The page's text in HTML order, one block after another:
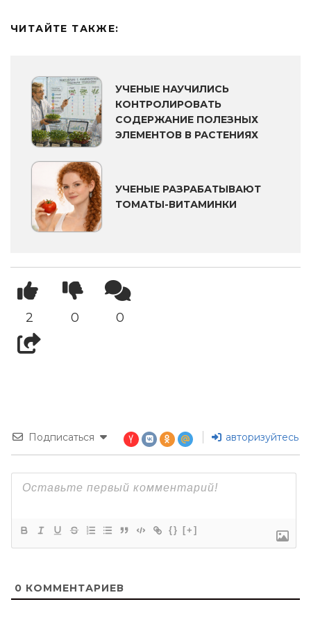
ЧИТАЙТЕ ТАКЖЕ:
УЧЕНЫЕ НАУЧИЛИСЬ
КОНТРОЛИРОВАТЬ
СОДЕРЖАНИЕ ПОЛЕЗНЫХ
ЭЛЕМЕНТОВ В РАСТЕНИЯХ
УЧЕНЫЕ РАЗРАБАТЫВАЮТ
ТОМАТЫ-ВИТАМИНКИ
2 0 0
Подписаться авторизуйтесь
{} [+]
0 КОММЕНТАРИЕВ